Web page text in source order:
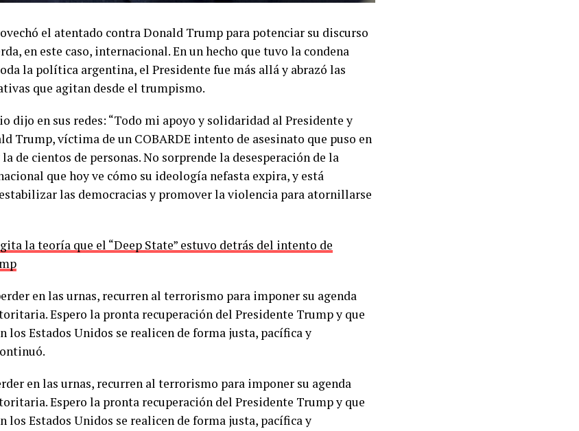
el atentado contra Donald Trump para potenciar su discurso
en este caso, internacional. En un hecho que tuvo la condena
la política argentina, el Presidente fue más allá y abrazó las
que agitan desde el trumpismo.
dijo en sus redes: “Todo mi apoyo y solidaridad al Presidente y
Trump, víctima de un COBARDE intento de asesinato que puso en
de cientos de personas. No sorprende la desesperación de la
que hoy ve cómo su ideología nefasta expira, y está
las democracias y promover la violencia para atornillarse
la teoría que el “Deep State” estuvo detrás del intento de
en las urnas, recurren al terrorismo para imponer su agenda
Espero la pronta recuperación del Presidente Trump y que
los Estados Unidos se realicen de forma justa, pacífica y
en las urnas, recurren al terrorismo para imponer su agenda
Espero la pronta recuperación del Presidente Trump y que
los Estados Unidos se realicen de forma justa, pacífica y